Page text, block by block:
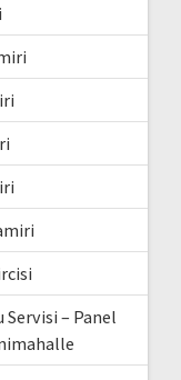
Servisi – Panel